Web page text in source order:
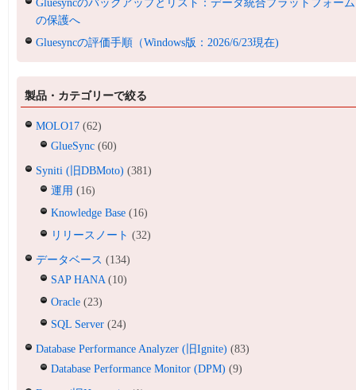
Gluesyncのバックアップとリスト：データ統合プラットフォーム
の保護へ
Gluesyncの評価手順（Windows版：2026/6/23現在)
製品・カテゴリーで絞る
MOLO17 (62)
GlueSync (60)
Syniti (旧DBMoto) (381)
運用 (16)
Knowledge Base (16)
リリースノート (32)
データベース (134)
SAP HANA(10)
Oracle (23)
SQL Server (24)
Database Performance Analyzer (旧Ignite) (83)
Database Performance Monitor (DPM) (9)